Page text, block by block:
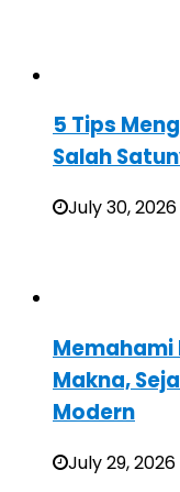
5 Tips
Salah
July 30, 2026
Memahami
Makna,
Modern
July 29, 2026